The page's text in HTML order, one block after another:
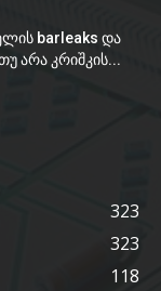
barleaks და
არა კრიშკის...
323
323
118